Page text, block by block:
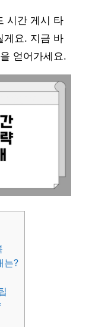
시간 게시 타
게요. 지금 바
얻어가세요.
는?